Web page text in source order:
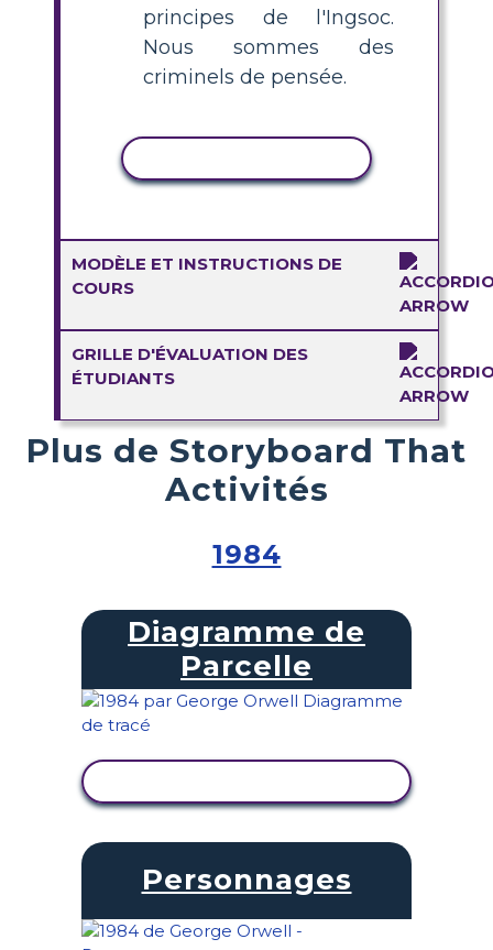
principes de l'Ingsoc.
Nous sommes des
criminels de pensée.
MODÈLE ET INSTRUCTIONS DE
COURS
GRILLE D'ÉVALUATION DES
ÉTUDIANTS
Plus de Storyboard That
Activités
1984
Diagramme de
Parcelle
Personnages